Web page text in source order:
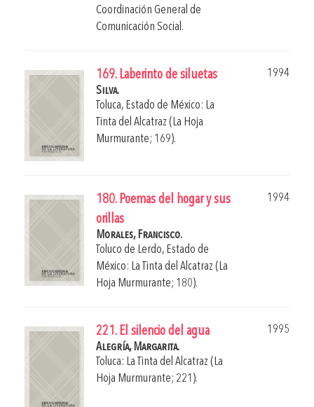
Coordinación General de
Comunicación Social.
169. Laberinto de siluetas
1994
Silva.
Toluca, Estado de México: La
Tinta del Alcatraz (La Hoja
Murmurante; 169).
180. Poemas del hogar y sus
orillas
1994
Morales, Francisco.
Toluco de Lerdo, Estado de
México: La Tinta del Alcatraz (La
Hoja Murmurante; 180).
221. El silencio del agua
1995
Alegría, Margarita.
Toluca: La Tinta del Alcatraz (La
Hoja Murmurante; 221).